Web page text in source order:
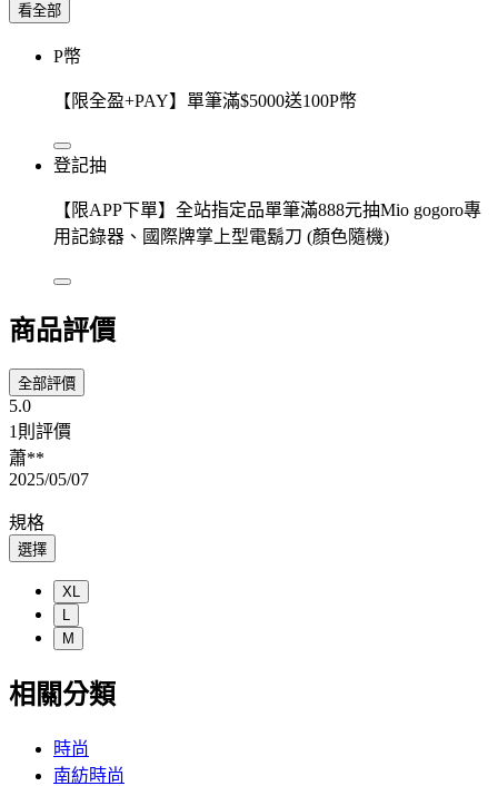
看全部
P幣
【限全盈+PAY】單筆滿$5000送100P幣
登記抽
【限APP下單】全站指定品單筆滿888元抽Mio gogoro專
用記錄器、國際牌掌上型電鬍刀 (顏色隨機)
商品評價
全部評價
5.0
1則評價
蕭**
2025/05/07
規格
選擇
XL
L
M
相關分類
時尚
南紡時尚